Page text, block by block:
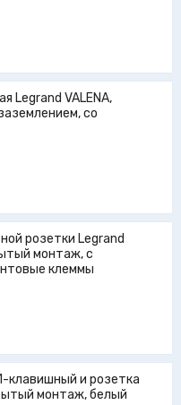
Legrand VALENA,
со
розетки Legrand
монтаж, с
клеммы
клавишный и розетка
монтаж, белый